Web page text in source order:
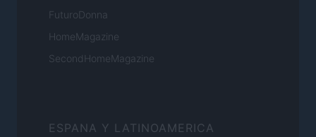
FuturoDonna
HomeMagazine
SecondHomeMagazine
ESPANA Y LATINOAMERICA